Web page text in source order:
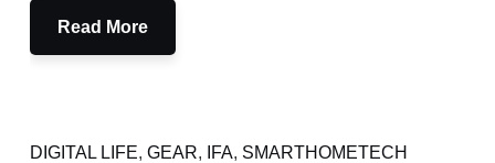
Read More
DIGITAL LIFE, GEAR, IFA, SMARTHOMETECH